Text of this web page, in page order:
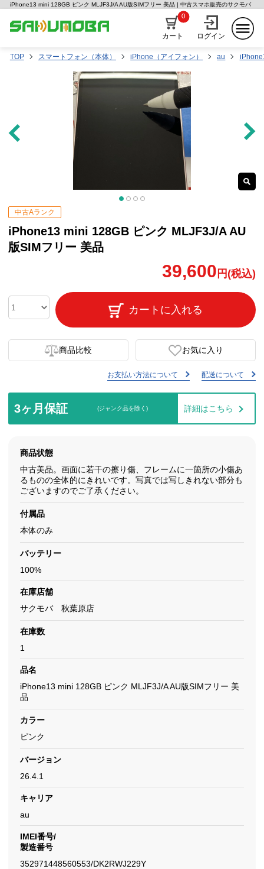
iPhone13 mini 128GB ピンク MLJF3J/A AU版SIMフリー 美品 | 中古スマホ販売のサクモバ
カート
0
ログイン
TOP スマートフォン（本体） iPhone（アイフォン） au
中古Aランク
iPhone13 mini 128GB ピンク MLJF3J/A AU
版SIMフリー 美品
39,600 円(税込)
カートに入れる
商品比較 お気に入り
お支払い方法について 配送について
3ヶ月保証 (ジャンク品を除く) 詳細はこちら
商品状態
中古美品。画面に若干の擦り傷、フレームに一箇所の小傷あ
るものの全体的にきれいです。写真では写しきれない部分も
ございますのでご了承ください。
付属品
本体のみ
バッテリー
100%
在庫店舗
サクモバ 秋葉原店
在庫数
1
品名
iPhone13 mini 128GB ピンク MLJF3J/A AU版SIMフリー 美
品
カラー
ピンク
バージョン
26.4.1
キャリア
au
IMEI番号/
製造番号
352971448560553/DK2RWJ229Y